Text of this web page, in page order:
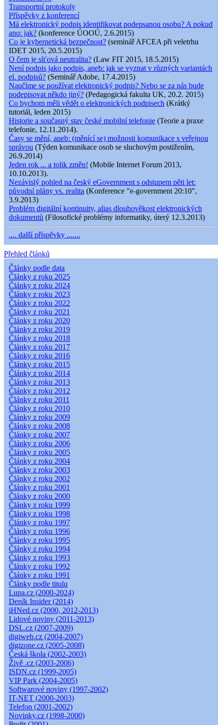
Transportní protokoly
Příspěvky z konferencí
Má elektronický podpis identifikovat podepsanou osobu? A pokud
ano: jak? (konference ÚOOÚ, 2.6.2015)
Co je kybernetická bezpečnost? (seminář AFCEA při veletrhu
IDET 2015, 20.5.2015)
O čem je síťová neutralita? (Law FIT 2015, 18.5.2015)
Není podpis jako podpis, aneb: jak se vyznat v různých variantách
el. podpisů? (Seminář Adobe, 17.4.2015)
Naučíme se používat elektronický podpis? Nebo se za nás bude
podepisovat někdo jiný? (Pedagogická fakulta UK, 20.2. 2015)
Co bychom měli vědět o elektronických podpisech (Krátký
tutoriál, leden 2015)
Historie a současný stav české mobilní telefonie (Teorie a praxe
telefonie, 12.11.2014).
Časy se mění, aneb: (měnící se) možnosti komunikace s veřejnou
správou (Týden komunikace osob se sluchovým postižením,
26.9.2014)
Jeden rok ... a tolik změn! (Mobile Internet Forum 2013,
10.10.2013).
Nezávislý pohled na český eGovernment s odstupem pěti let:
původní plány vs. realita (Konference "e-government 20:10",
3.9.2013)
Problém digitální kontinuity, alias dlouhověkost elektronických
dokumentů (Filosofické problémy informatiky, úterý 12.3.2013)
.... další příspěvky .......
Přehled článků
Články podle data
Články z roku 2025
Články z roku 2024
Články z roku 2023
Články z roku 2022
Články z roku 2021
Články z roku 2020
Články z roku 2019
Články z roku 2018
Články z roku 2017
Články z roku 2016
Články z roku 2015
Články z roku 2014
Články z roku 2013
Články z roku 2012
Články z roku 2011
Články z roku 2010
Články z roku 2009
Články z roku 2008
Články z roku 2007
Články z roku 2006
Články z roku 2005
Články z roku 2004
Články z roku 2003
Články z roku 2002
Články z roku 2001
Články z roku 2000
Články z roku 1999
Články z roku 1998
Články z roku 1997
Články z roku 1996
Články z roku 1995
Články z roku 1994
Články z roku 1993
Články z roku 1992
Články z roku 1991
Články podle titulu
Lupa.cz (2000-2024)
Deník Insider (2014)
iHNed.cz (2000, 2012-2013)
Lidové noviny (2011-2013)
DSL.cz (2007-2009)
digiweb.cz (2004-2007)
digizone.cz (2005-2008)
Česká škola (2002-2003)
Živě .cz (2003-2006)
ISDN.cz (1999-2005)
VIP Park (2004-2005)
Softwarové noviny (1997-2002)
IT-NET (2000-2003)
Telefon (2001-2002)
Novinky.cz (1998-2000)